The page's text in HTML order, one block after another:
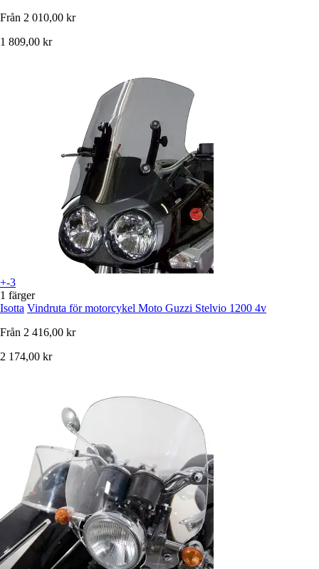
Från 2 010,00 kr
1 809,00 kr
+-3
1 färger
Isotta Vindruta för motorcykel Moto Guzzi Stelvio 1200 4v
Från 2 416,00 kr
2 174,00 kr